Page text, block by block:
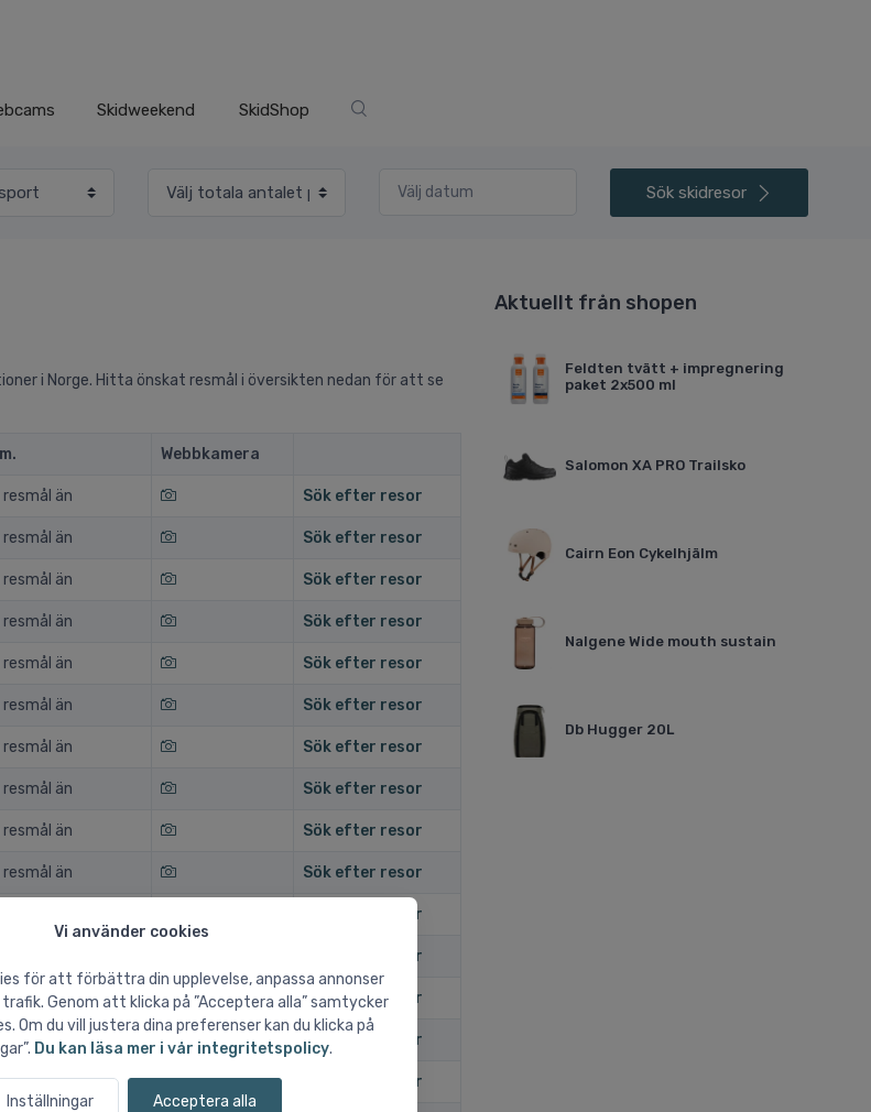
Vi använder cookies
för att förbättra din upplevelse, anpassa annonser
Genom att klicka på ”Acceptera alla” samtycker
Om du vill justera dina preferenser kan du klicka på
Du kan läsa mer i vår integritetspolicy.
Inställningar Acceptera alla
Skidweekend SkidShop
Sök skidresor
i Norge. Hitta önskat resmål i översikten nedan för att se
Webbkamera
än Sök efter resor
än Sök efter resor
än Sök efter resor
än Sök efter resor
än Sök efter resor
än Sök efter resor
än Sök efter resor
än Sök efter resor
än Sök efter resor
än Sök efter resor
än Sök efter resor
än Sök efter resor
än Sök efter resor
än Sök efter resor
än Sök efter resor
Aktuellt från shopen
Feldten tvätt + impregnering
paket 2x500 ml
Salomon XA PRO Trailsko
Cairn Eon Cykelhjälm
Nalgene Wide mouth sustain
Db Hugger 20L